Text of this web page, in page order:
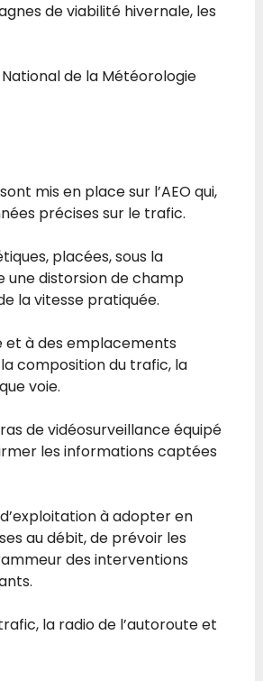
de viabilité hivernale, les
de la Météorologie
mis en place sur l’AEO qui,
précises sur le trafic.
placées, sous la
une distorsion de champ
la vitesse pratiquée.
et à des emplacements
composition du trafic, la
voie.
de vidéosurveillance équipé
les informations captées
à adopter en
au débit, de prévoir les
des interventions
la radio de l’autoroute et